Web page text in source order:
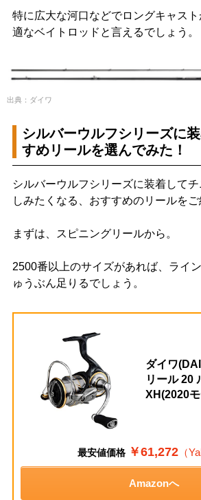
特に広大な河口などでロングキャス
適なベイトロッドと言えるでしょう。
出典：ダイワ
シルバーウルフシリーズに
すめリールを選んでみた！
シルバーウルフシリーズに装着して
しみたくなる、おすすめのリールをご
まずは、スピニングリールから。
2500番以上のサイズがあれば、ライ
ゅうぶん足りるでしょう。
ダイワ
リール 20
XH(2020
最安値価格 ￥61,272 （
Amazonへ